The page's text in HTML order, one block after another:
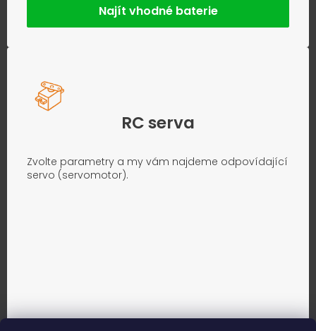
Najít vhodné baterie
RC serva
Zvolte parametry a my vám najdeme odpovídající
servo (servomotor).